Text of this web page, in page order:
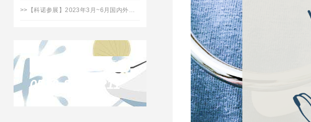
>> 【科诺参展】2023年3月~6月国内外展会日程表
联系凯发天生赢家
0516-87732211